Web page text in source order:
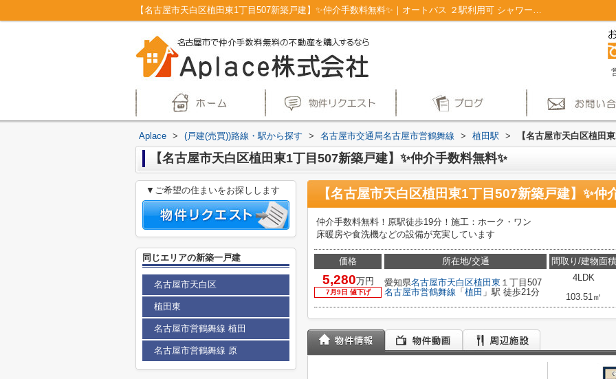
【名古屋市天白区植田東1丁目507新築戸建】✨️仲介手数料無料✨️｜オートバス ２駅利用可 シャワー付洗面台 火災警報器(報知器) ディンプルキー｜仲介手数料無料！名古屋市で新築戸建てを探すならAplace
Aplace > (戸建(売買))路線・駅から探す > 名古屋市交通局名古屋市営鶴舞線 > 植田駅 > 【名古屋市天白区植田
【名古屋市天白区植田東1丁目507新築戸建】✨️仲介手数料無料✨️
【名古屋市天白区植田東1丁目507新築戸建】✨️仲
仲介手数料無料！原駅徒歩19分！施工：ホーク・ワン
床暖房や食洗機などの設備が充実しています
価格
5,280万円
7月9日 値下げ
所在地/交通
愛知県名古屋市天白区植田東 １丁目507
名古屋市営鶴舞線 「 植田 」駅 徒歩21分
間取り/建物面積
4LDK
103.51㎡
▼ご希望の住まいをお探しします
同じエリアの新築一戸建
名古屋市天白区
植田東
名古屋市営鶴舞線 植田
名古屋市営鶴舞線 原